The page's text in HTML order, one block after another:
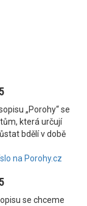
„Porohy“ se
která určují
bdělí v době
na Porohy.cz
se chceme